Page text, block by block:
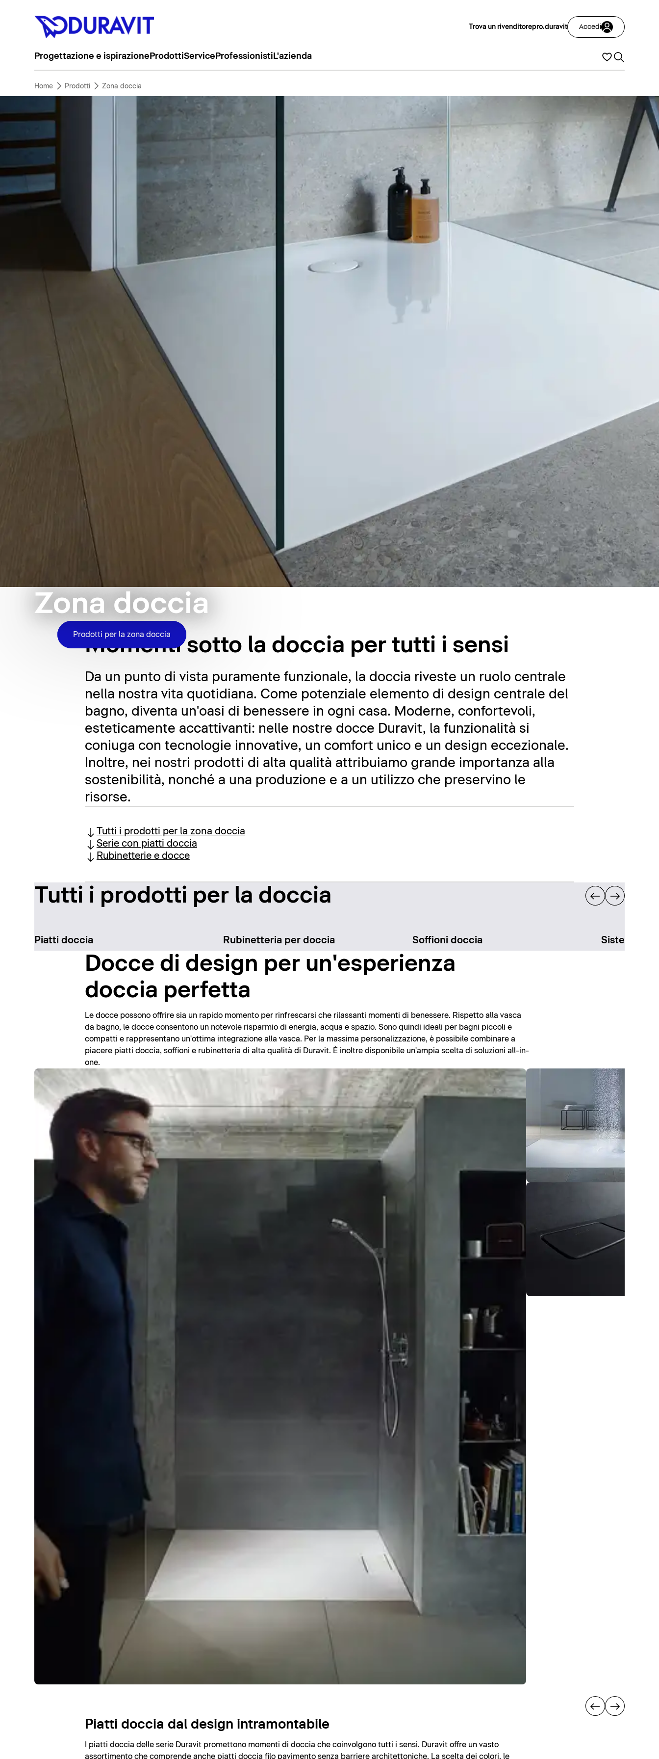
Trova un rivenditorepro.duravit Accedi
Progettazione e ispirazione ProdottiService Professionisti L'azienda
Home Prodotti Zona doccia
Zona doccia
Prodotti per la zona doccia
Momenti sotto la doccia per tutti i sensi
Da un punto di vista puramente funzionale, la doccia riveste un ruolo centrale
nella nostra vita quotidiana. Come potenziale elemento di design centrale del
bagno, diventa un'oasi di benessere in ogni casa. Moderne, confortevoli,
esteticamente accattivanti: nelle nostre docce Duravit, la funzionalità si
coniuga con tecnologie innovative, un comfort unico e un design eccezionale.
Inoltre, nei nostri prodotti di alta qualità attribuiamo grande importanza alla
sostenibilità, nonché a una produzione e a un utilizzo che preservino le
risorse.
Tutti i prodotti per la zona doccia
Serie con piatti doccia
Rubinetterie e docce
Tutti i prodotti per la doccia
Piatti doccia Rubinetteria per doccia Soffioni doccia Sistemi
Docce di design per un'esperienza
doccia perfetta
Le docce possono offrire sia un rapido momento per rinfrescarsi che rilassanti momenti di benessere. Rispetto alla vasca
da bagno, le docce consentono un notevole risparmio di energia, acqua e spazio. Sono quindi ideali per bagni piccoli e
compatti e rappresentano un'ottima integrazione alla vasca. Per la massima personalizzazione, è possibile combinare a
piacere piatti doccia, soffioni e rubinetteria di alta qualità di Duravit. È inoltre disponibile un'ampia scelta di soluzioni all-in-
one.
Piatti doccia dal design intramontabile
I piatti doccia delle serie Duravit promettono momenti di doccia che coinvolgono tutti i sensi. Duravit offre un vasto
assortimento che comprende anche piatti doccia filo pavimento senza barriere architettoniche. La scelta dei colori, le